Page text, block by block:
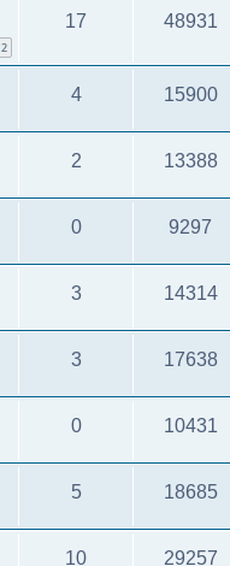
2
17 48931
4 15900
2 13388
0 9297
3 14314
3 17638
0 10431
5 18685
10 29257